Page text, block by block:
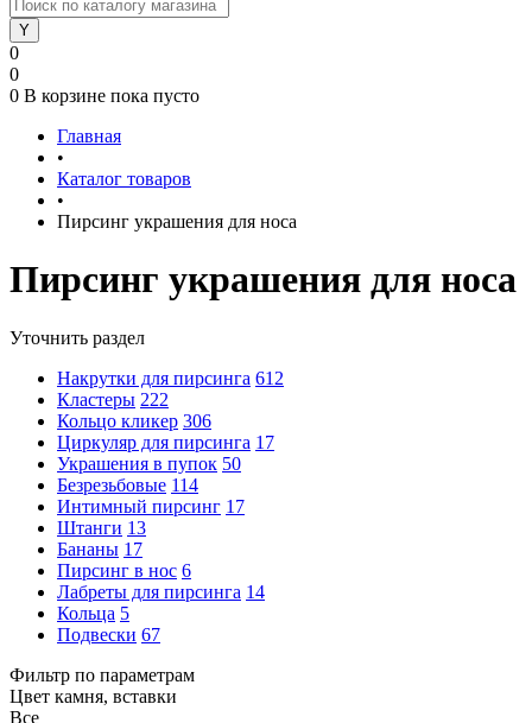
0
0
0 В корзине пока пусто
Главная
•
Каталог товаров
•
Пирсинг украшения для носа
Пирсинг украшения для носа
Уточнить раздел
Накрутки для пирсинга 612
Кластеры 222
Кольцо кликер 306
Циркуляр для пирсинга 17
Украшения в пупок 50
Безрезьбовые 114
Интимный пирсинг 17
Штанги 13
Бананы 17
Пирсинг в нос 6
Лабреты для пирсинга 14
Кольца 5
Подвески 67
Фильтр по параметрам
Цвет камня, вставки
Все